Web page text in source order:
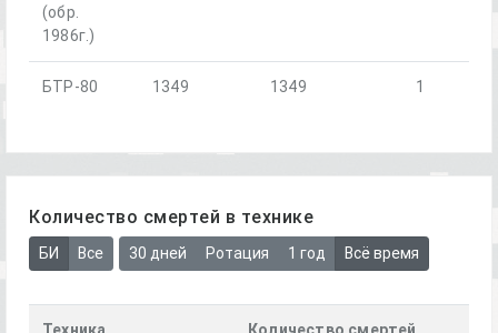
(обр.
1986г.)
БТР-80 1349 1349 1
Количество смертей в технике
БИ Все 30 дней Ротация 1 год Всё время